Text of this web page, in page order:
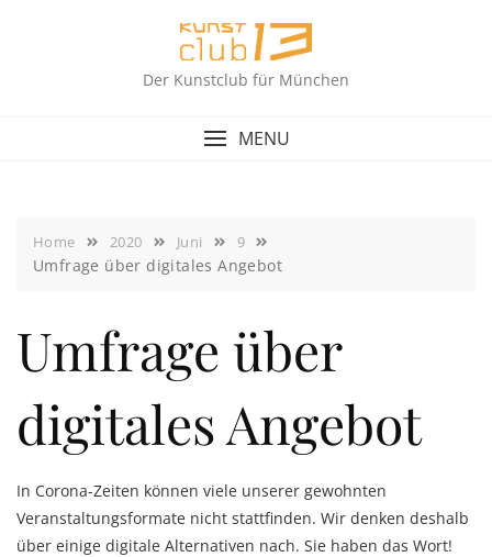
Der Kunstclub für München
MENU
Home 2020 Juni 9
Umfrage über digitales Angebot
Umfrage über
digitales Angebot
In Corona-Zeiten können viele unserer gewohnten
Veranstaltungsformate nicht stattfinden. Wir denken deshalb
über einige digitale Alternativen nach. Sie haben das Wort!